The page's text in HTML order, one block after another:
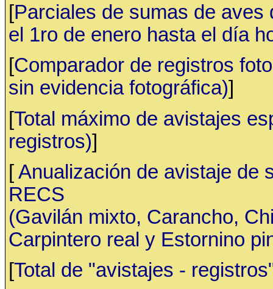
[Parciales de sumas de
el 1ro de enero hasta el día
[Comparador de registros
sin evidencia fotográfica)]
[Total máximo de avistajes
registros)]
[Anualización de avistaje de
RECS
(Gavilán mixto, Carancho,
Carpintero real y Estornino
[Total de "avistajes -